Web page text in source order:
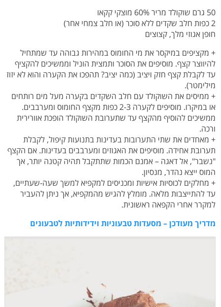
50 גרם שוקולד מריר 60% מוצקי קקאו
2 כפות חלב שקדים ללא סוכר (או חלב צמחי אחר)
חופן אגוזי מלך, קצוצים
+ מקציפים במיקסר את מי החומוס במהירות גבוהה עד שמתחיל
להיווצר קצף. מוסיפים את הסוכר ותמצית הוניל וממשיכים להקציף
עד לקבלת קצף חזק ויציב (כמה יציב? תהפכו את הקערה והוא לא יזוז
מילימטר).
+ ממיסים את השוקולד עם חלב השקדים בקערה מעל מים רותחים
או במיקרו. מוסיפים לקערה 2-3 כפות מקצף החומוס ומערבבים.
ממשיכים להוסיף מהקצף עד שתערובת השוקולד הופכת אוורירית
ורכה.
+ מאחדים את שתי התערובות בעדינות בתנועות קיפול, לקבלת
תערובת אחידה. מוסיפים את האגוזים ומערבבים בעדינות. אם הקצף
"נשבר", אל דאגה – אמנם הכמות שתתקבל תהיה קטנה יותר, אך
המוס ייצא נהדר, מנסיון.
+ מחלקים לכוסיות אישיות ומכניסים למקפיא למשך שעה-שעתיים,
עד להתייצבות מלאה. מומלץ להגיש מהמקפיא, אך ניתן להעביר
למקרר אחרי הקפאה ראשונית.
מדריך מעודכן – מסעדות טבעוניות וידידותיות לטבעונים